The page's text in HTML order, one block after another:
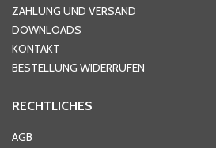
Ort*
ZAHLUNG UND VERSAND
DOWNLOADS
KONTAKT
BESTELLUNG WIDERRUFEN
RECHTLICHES
AGB